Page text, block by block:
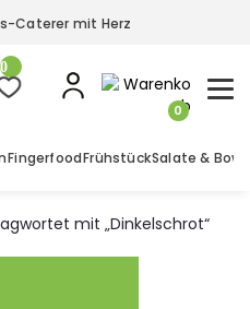
mit Herz
Caterer mit Herz
0
0
FingerfoodFrühstückSalate &
mit „Dinkelschrot“